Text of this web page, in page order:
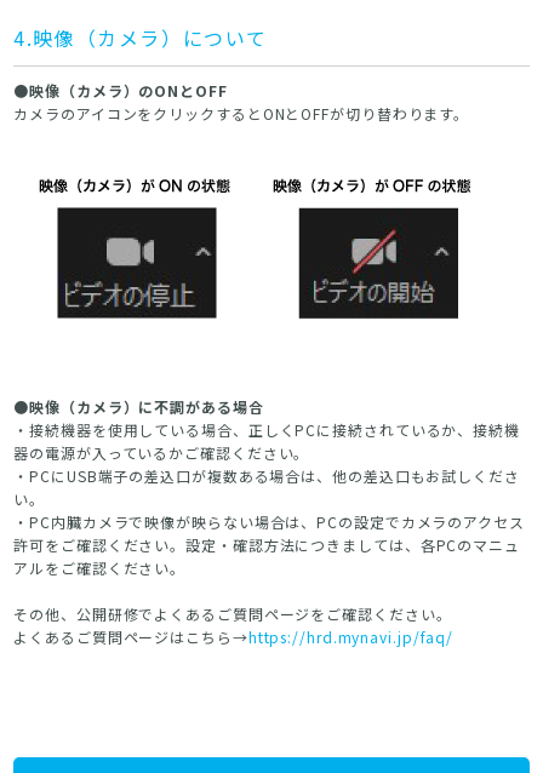
4.映像（カメラ）について
●映像（カメラ）のONとOFF
カメラのアイコンをクリックするとONとOFFが切り替わります。
●映像（カメラ）に不調がある場合
・接続機器を使用している場合、正しくPCに接続されているか、接続機
器の電源が入っているかご確認ください。
・PCにUSB端子の差込口が複数ある場合は、他の差込口もお試しくださ
い。
・PC内臓カメラで映像が映らない場合は、PCの設定でカメラのアクセス
許可をご確認ください。設定・確認方法につきましては、各PCのマニュ
アルをご確認ください。
その他、公開研修でよくあるご質問ページをご確認ください。
よくあるご質問ページはこちら→https://hrd.mynavi.jp/faq/